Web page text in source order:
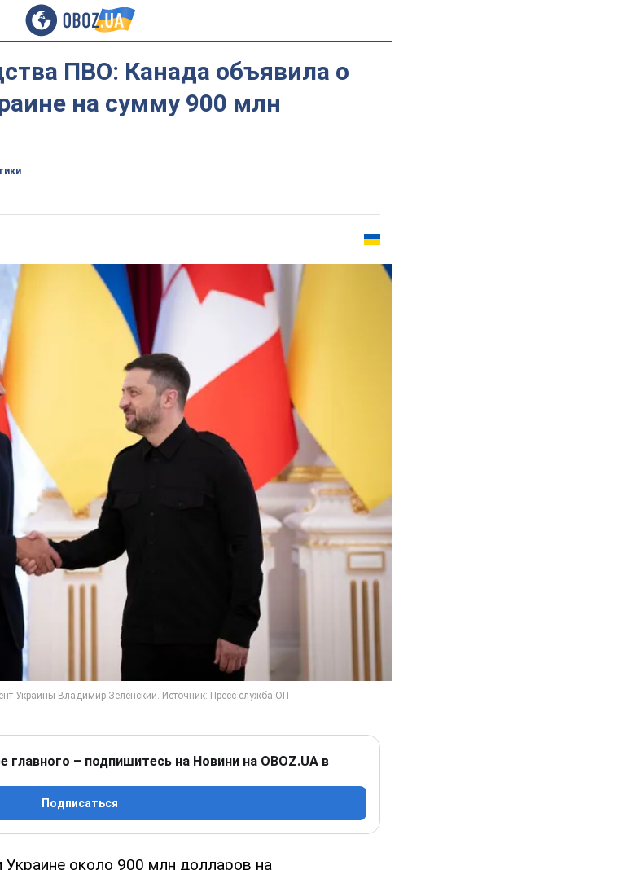
ПВО: Канада объявила о
на сумму 900 млн
главного – подпишитесь на Новини на OBOZ.UA в
Подписаться
около 900 млн долларов на